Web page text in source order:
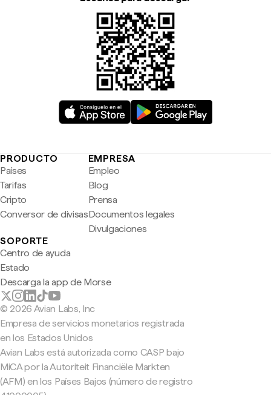
PRODUCTO
Países
Tarifas
Cripto
Conversor de divisas
EMPRESA
Empleo
Blog
Prensa
Documentos legales
Divulgaciones
SOPORTE
Centro de ayuda
Estado
Descarga la app de Morse
© 2026 Avian Labs, Inc
Empresa de servicios monetarios registrada
en los Estados Unidos
Avian Labs está autorizada como CASP bajo
MiCA por la Autoriteit Financiële Markten
(AFM) en los Países Bajos (número de registro